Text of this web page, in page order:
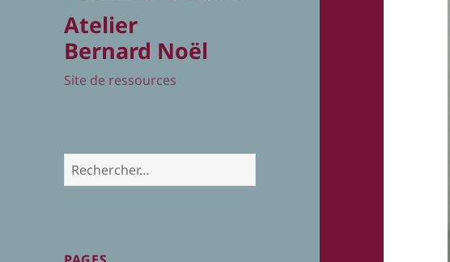
Atelier
Bernard Noël
Site de ressources
Rechercher :